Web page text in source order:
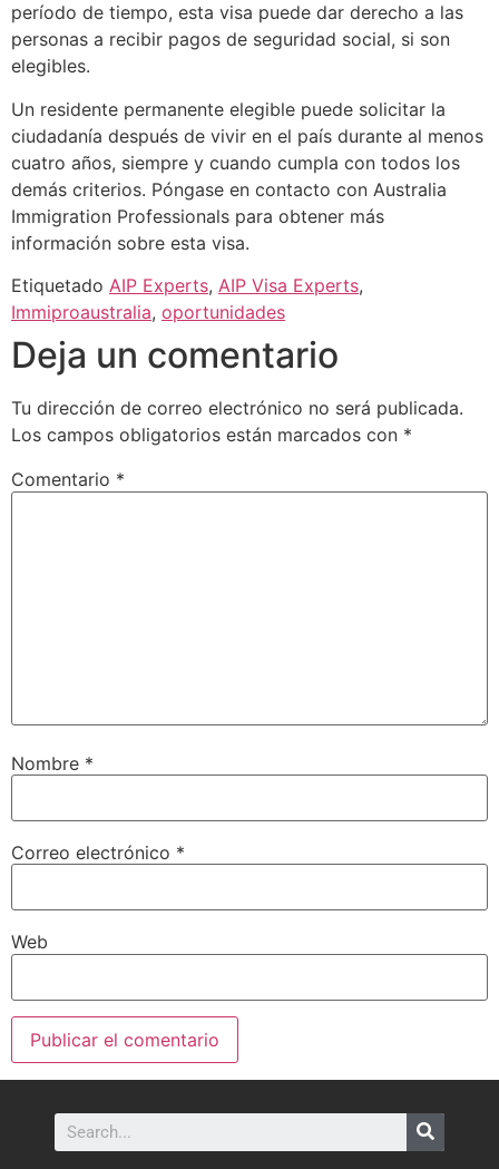
período de tiempo, esta visa puede dar derecho a las
personas a recibir pagos de seguridad social, si son
elegibles.
Un residente permanente elegible puede solicitar la
ciudadanía después de vivir en el país durante al menos
cuatro años, siempre y cuando cumpla con todos los
demás criterios. Póngase en contacto con Australia
Immigration Professionals para obtener más
información sobre esta visa.
Etiquetado AIP Experts, AIP Visa Experts,
Immiproaustralia, oportunidades
Deja un comentario
Tu dirección de correo electrónico no será publicada.
Los campos obligatorios están marcados con *
Comentario *
Nombre *
Correo electrónico *
Web